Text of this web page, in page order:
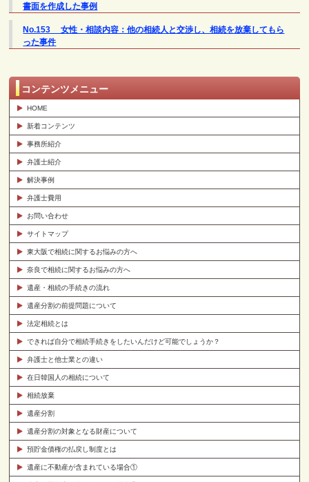
書面を作成した事例
No.153 女性・相談内容：他の相続人と交渉し、相続を放棄してもら
った事件
コンテンツメニュー
HOME
新着コンテンツ
事務所紹介
弁護士紹介
解決事例
弁護士費用
お問い合わせ
サイトマップ
東大阪で相続に関するお悩みの方へ
奈良で相続に関するお悩みの方へ
遺産・相続の手続きの流れ
遺産分割の前提問題について
法定相続とは
できれば自分で相続手続きをしたいんだけど可能でしょうか？
弁護士と他士業との違い
在日韓国人の相続について
相続放棄
遺産分割
遺産分割の対象となる財産について
預貯金債権の払戻し制度とは
遺産に不動産が含まれている場合①